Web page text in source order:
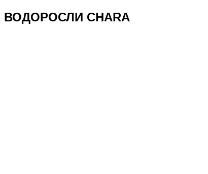
СHARA